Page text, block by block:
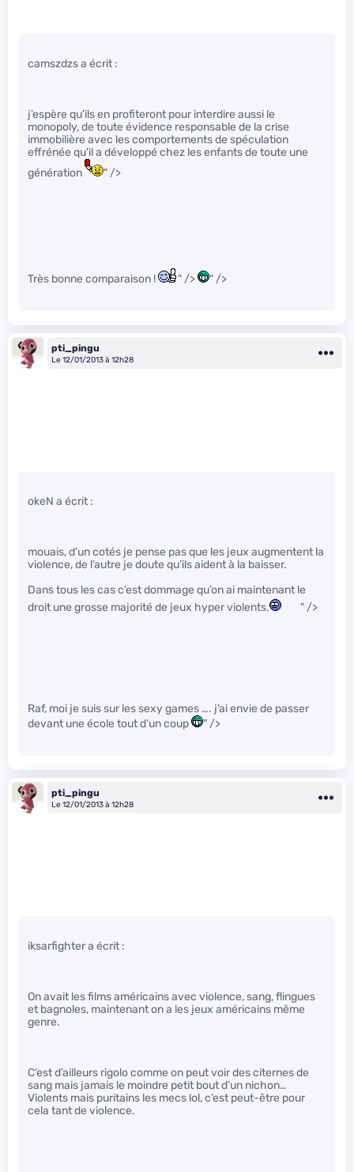
camszdzs a écrit :
j’espère qu’ils en profiteront pour interdire aussi le
monopoly, de toute évidence responsable de la crise
immobilière avec les comportements de spéculation
effrénée qu’il a développé chez les enfants de toute une
génération
" />
Très bonne comparaison ! " /> " />
pti_pingu
Le 12/01/2013 à 12h28
okeN a écrit :
mouais, d’un cotés je pense pas que les jeux augmentent la
violence, de l’autre je doute qu’ils aident à la baisser.
Dans tous les cas c’est dommage qu’on ai maintenant le
droit une grosse majorité de jeux hyper violents.
" />
Raf, moi je suis sur les sexy games …. j’ai envie de passer
devant une école tout d’un coup
" />
pti_pingu
Le 12/01/2013 à 12h28
iksarfighter a écrit :
On avait les films américains avec violence, sang, flingues
et bagnoles, maintenant on a les jeux américains même
genre.
C’est d’ailleurs rigolo comme on peut voir des citernes de
sang mais jamais le moindre petit bout d’un nichon…
Violents mais puritains les mecs lol, c’est peut-être pour
cela tant de violence.